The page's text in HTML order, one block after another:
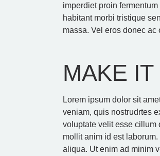
imperdiet proin
habitant morbi tristique
massa. Vel eros donec ac
MAKE
Lorem ipsum dolor sit
veniam, quis nostrudrtes
voluptate velit esse cillum
mollit anim id est
aliqua. Ut enim ad minim